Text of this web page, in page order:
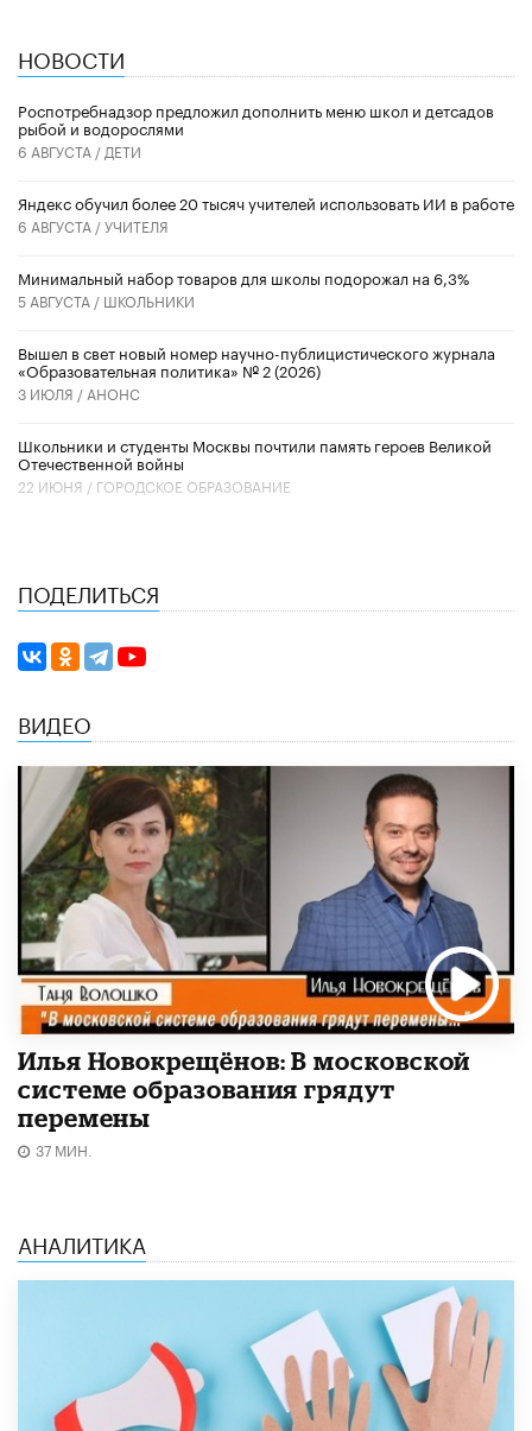
НОВОСТИ
Роспотребнадзор предложил дополнить меню школ и детсадов
рыбой и водорослями
6 АВГУСТА / ДЕТИ
​Яндекс обучил более 20 тысяч учителей использовать ИИ в работе
6 АВГУСТА /УЧИТЕЛЯ
Минимальный набор товаров для школы подорожал на 6,3%
5 АВГУСТА / ШКОЛЬНИКИ
Вышел в свет новый номер научно-публицистического журнала
«Образовательная политика» № 2 (2026)
3 ИЮЛЯ / АНОНС
Школьники и студенты Москвы почтили память героев Великой
Отечественной войны
22 ИЮНЯ / ГОРОДСКОЕ ОБРАЗОВАНИЕ
ПОДЕЛИТЬСЯ
ВИДЕО
Илья Новокрещёнов: В московской
системе образования грядут
перемены
37 МИН.
АНАЛИТИКА